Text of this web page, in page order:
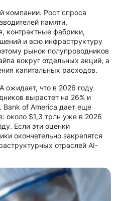
компании. Рост спроса
памяти,
контрактные фабрики,
и всю инфраструктуру
рынок полупроводников
вокруг отдельных акций, а
капитальных расходов.
ожидает, что в 2026 году
вырастет на 26% и
Bank of America дает еще
около $1,3 трлн уже в 2026
Если эти оценки
окончательно закрепятся
отраслей AI-